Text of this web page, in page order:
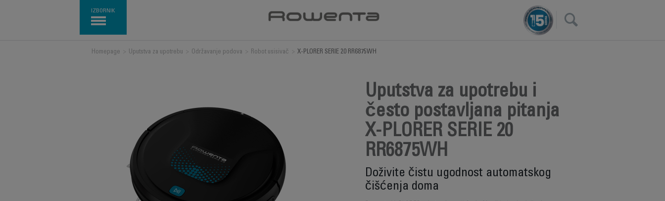
IZBORNIK
×
Homepage Uputstva za upotrebu Održavanje podova Robot usisivač X-PLORER SERIE 20 RR6875WH
Uputstva za upotrebu i
često postavljana pitanja
X-PLORER SERIE 20
RR6875WH
Doživite čistu ugodnost automatskog
čišćenja doma